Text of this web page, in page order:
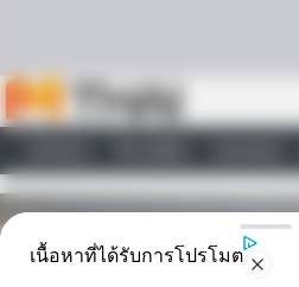
ไลฟ์สไตล์
เนื้อหาที่ได้รับการโปรโมต